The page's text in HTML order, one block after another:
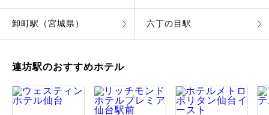
卸町駅（宮城県） 六丁の目駅
連坊駅のおすすめホテル